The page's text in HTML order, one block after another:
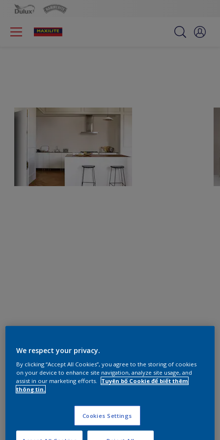
We respect your privacy.
By clicking “Accept All Cookies”, you agree to the storing of cookies
on your device to enhance site navigation, analyze site usage, and
assist in our marketing efforts.
Tuyên bố Cookie để biết thêm
thông tin.
Cookies Settings